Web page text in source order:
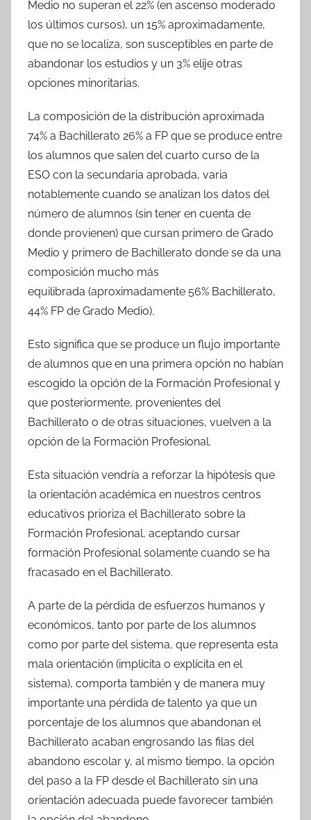
Medio no superan el 22% (en ascenso moderado
los últimos cursos), un 15% aproximadamente,
que no se localiza, son susceptibles en parte de
abandonar los estudios y un 3% elije otras
opciones minoritarias.
La composición de la distribución aproximada
74% a Bachillerato 26% a FP que se produce entre
los alumnos que salen del cuarto curso de la
ESO con la secundaria aprobada, varia
notablemente cuando se analizan los datos del
número de alumnos (sin tener en cuenta de
donde provienen) que cursan primero de Grado
Medio y primero de Bachillerato donde se da una
composición mucho más
equilibrada (aproximadamente 56% Bachillerato,
44% FP de Grado Medio).
Esto significa que se produce un flujo importante
de alumnos que en una primera opción no habían
escogido la opción de la Formación Profesional y
que posteriormente, provenientes del
Bachillerato o de otras situaciones, vuelven a la
opción de la Formación Profesional.
Esta situación vendría a reforzar la hipótesis que
la orientación académica en nuestros centros
educativos prioriza el Bachillerato sobre la
Formación Profesional, aceptando cursar
formación Profesional solamente cuando se ha
fracasado en el Bachillerato.
A parte de la pérdida de esfuerzos humanos y
económicos, tanto por parte de los alumnos
como por parte del sistema, que representa esta
mala orientación (implícita o explícita en el
sistema), comporta también y de manera muy
importante una pérdida de talento ya que un
porcentaje de los alumnos que abandonan el
Bachillerato acaban engrosando las filas del
abandono escolar y, al mismo tiempo, la opción
del paso a la FP desde el Bachillerato sin una
orientación adecuada puede favorecer también